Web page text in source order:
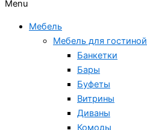
Menu
Мебель
Мебель для гостиной
Банкетки
Бары
Буфеты
Витрины
Диваны
Комоды